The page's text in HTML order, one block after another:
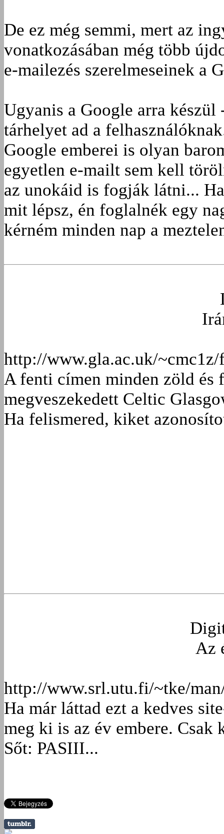
De ez még semmi, mert az
vonatkozásában még több
e-mailezés szerelmeseinek a
Ugyanis a Google arra
tárhelyet ad a
Google emberei is olyan
egyetlen e-mailt sem kell
az unokáid is fogják látni...
mit lépsz, én foglalnék egy
kérném minden nap a
http://www.gla.ac.uk/
A fenti címen minden zöld és
megveszekedett Celtic
Ha felismered, kiket
Az
http://www.srl.utu.fi/~tke/
Ha már láttad ezt a kedves
meg ki is az év embere. Csak
Sőt: PASIII...